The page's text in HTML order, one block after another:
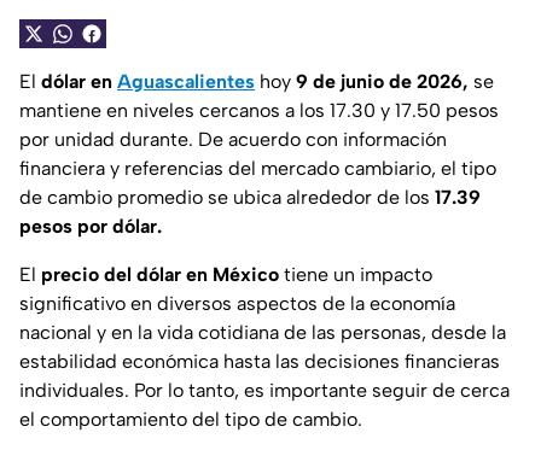
El dólar en Aguascalientes hoy 9 de junio de 2026, se
mantiene en niveles cercanos a los 17.30 y 17.50 pesos
por unidad durante. De acuerdo con información
financiera y referencias del mercado cambiario, el tipo
de cambio promedio se ubica alrededor de los 17.39
pesos por dólar.
El precio del dólar en México tiene un impacto
significativo en diversos aspectos de la economía
nacional y en la vida cotidiana de las personas, desde la
estabilidad económica hasta las decisiones financieras
individuales. Por lo tanto, es importante seguir de cerca
el comportamiento del tipo de cambio.